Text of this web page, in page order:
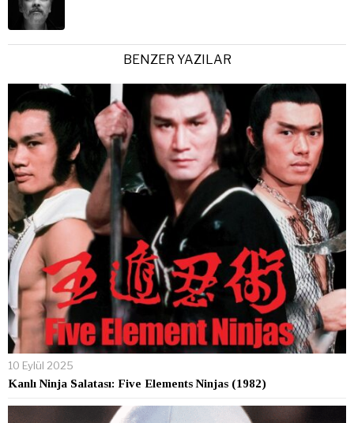
BENZER YAZILAR
10 Eylül 2025
Kanlı Ninja Salatası: Five Elements Ninjas (1982)